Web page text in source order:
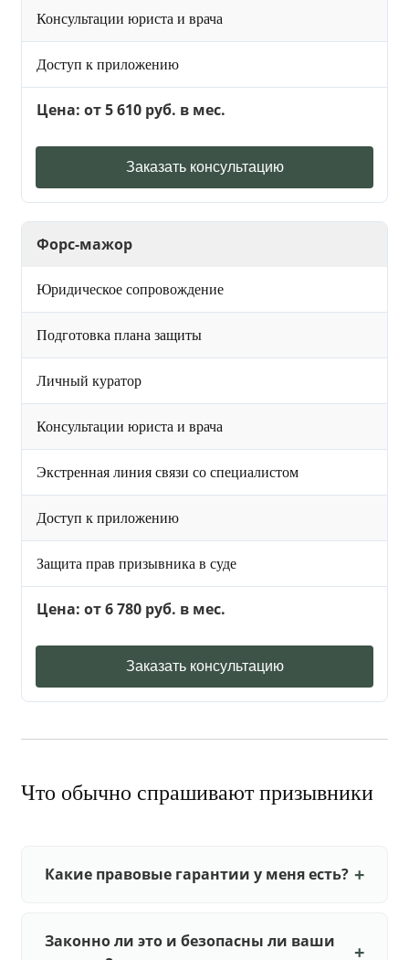
Консультации юриста и врача
Доступ к приложению
Цена: от 5 610 руб. в мес.
Заказать консультацию
Форс-мажор
Юридическое сопровождение
Подготовка плана защиты
Личный куратор
Консультации юриста и врача
Экстренная линия связи со специалистом
Доступ к приложению
Защита прав призывника в суде
Цена: от 6 780 руб. в мес.
Заказать консультацию
Что обычно спрашивают призывники
Какие правовые гарантии у меня есть?
Законно ли это и безопасны ли ваши